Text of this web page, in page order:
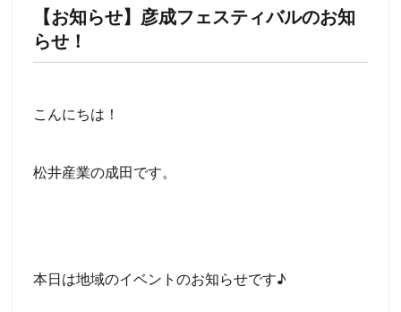
【お知らせ】彦成フェスティバルのお知
らせ！
こんにちは！
松井産業の成田です。
本日は地域のイベントのお知らせです♪